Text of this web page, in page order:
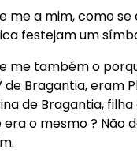
me a mim, como
festejam um
me também o
de Bragantia, eram
de Bragantia,
era o mesmo ? Não